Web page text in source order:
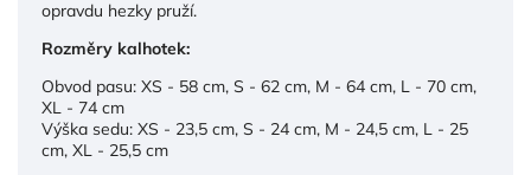
opravdu hezky pruží.
Rozměry kalhotek:
Obvod pasu: XS - 58 cm, S - 62 cm, M - 64 cm, L - 70 cm,
XL - 74 cm
Výška sedu: XS - 23,5 cm, S - 24 cm, M - 24,5 cm, L - 25
cm, XL - 25,5 cm